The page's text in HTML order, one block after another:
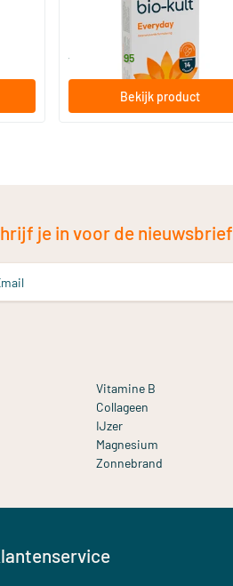
30/​60/​120 capsules
vanaf .95
Bekijk product
je in voor de nieuwsbrief
Vitamine B
Collageen
IJzer
Magnesium
Zonnebrand